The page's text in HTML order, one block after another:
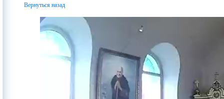
Вернуться назад